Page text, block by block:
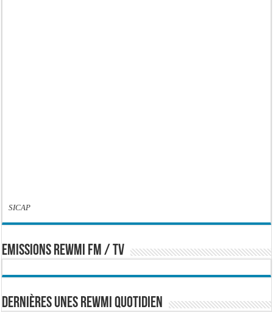
SICAP
EMISSIONS REWMI FM / TV
Dernières Unes Rewmi Quotidien